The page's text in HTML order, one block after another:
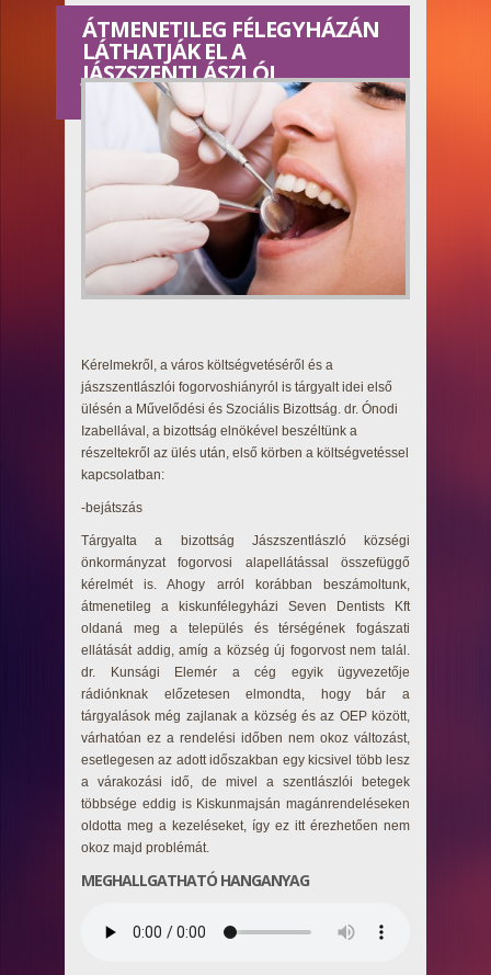
Rólunk
Médiaajánlat
Kapcsolat
Hasznos
Smile TV
ÁTMENETILEG FÉLEGYHÁZÁN
LÁTHATJÁK EL A
JÁSZSZENTLÁSZLÓI
LAKOSOKAT
Kérelmekről, a város költségvetéséről és a
jászszentlászlói fogorvoshiányról is tárgyalt idei első
ülésén a Művelődési és Szociális Bizottság. dr. Ónodi
Izabellával, a bizottság elnökével beszéltünk a
részeltekről az ülés után, első körben a költségvetéssel
kapcsolatban:
-bejátszás
Tárgyalta a bizottság Jászszentlászló községi
önkormányzat fogorvosi alapellátással összefüggő
kérelmét is. Ahogy arról korábban beszámoltunk,
átmenetileg a kiskunfélegyházi Seven Dentists Kft
oldaná meg a település és térségének fogászati
ellátását addig, amíg a község új fogorvost nem talál.
dr. Kunsági Elemér a cég egyik ügyvezetője
rádiónknak előzetesen elmondta, hogy bár a
tárgyalások még zajlanak a község és az OEP között,
várhatóan ez a rendelési időben nem okoz változást,
esetlegesen az adott időszakban egy kicsivel több lesz
a várakozási idő, de mivel a szentlászlói betegek
többsége eddig is Kiskunmajsán magánrendeléseken
oldotta meg a kezeléseket, így ez itt érezhetően nem
okoz majd problémát.
MEGHALLGATHATÓ HANGANYAG